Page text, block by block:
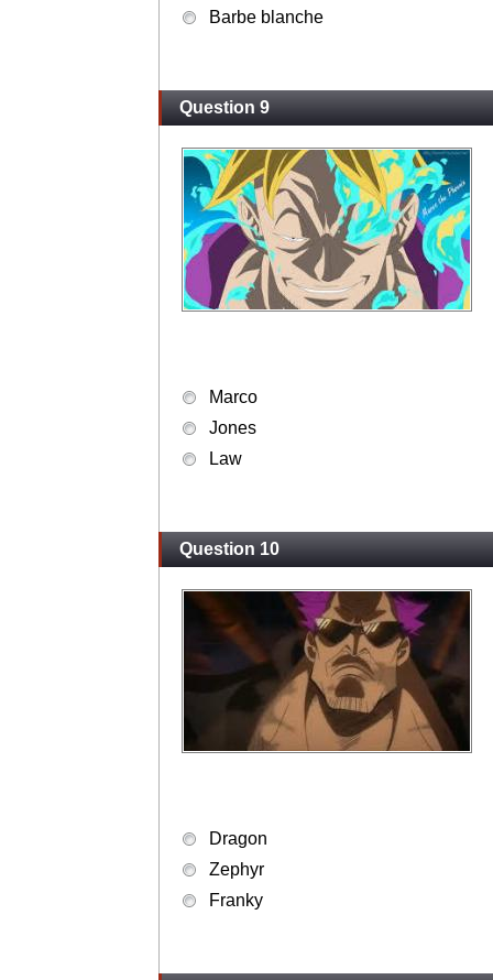
Barbe blanche
Question 9
Marco
Jones
Law
Question 10
Dragon
Zephyr
Franky